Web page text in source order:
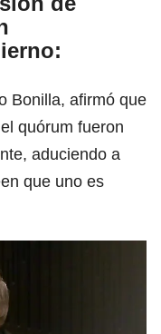
Bonilla, afirmó que
quórum fueron
aduciendo a
que uno es